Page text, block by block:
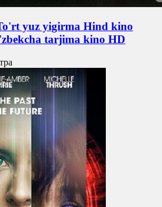
yuz yigirma Hind kino
tarjima kino HD